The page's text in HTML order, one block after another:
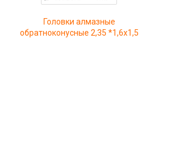
Головки алмазные
обратноконусные 2,35 *1,6х1,5